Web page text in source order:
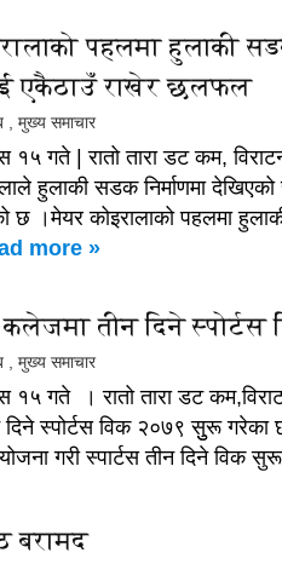
पहलमा हुलाकी
एकैठाउँ राखेर छलफल
मुख्य समाचार
१५ गते | रातो तारा डट कम,
हुलाकी सडक निर्माणमा
छ ।मेयर कोइरालाको पहलमा
more »
कलेजमा तीन दिने स्पोर्टस
मुख्य समाचार
१५ गते । रातो तारा डट
स्पोर्टस विक २०७९ सुुरू
गरी स्पार्टस तीन दिने विक
बरामद